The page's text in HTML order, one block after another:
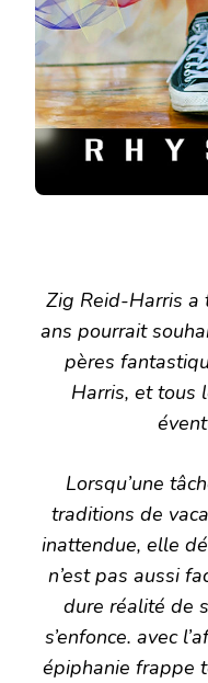
Zig Reid-Harris a
ans pourrait
pères
Harris, et tous
Lorsqu’une
traditions de
inattendue, elle
n’est pas aussi
dure réalité de
s’enfonce. avec
épiphanie frappe